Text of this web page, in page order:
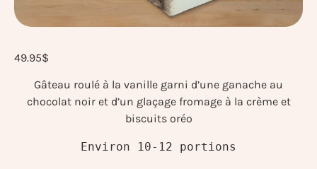
49.95$
Gâteau roulé à la vanille garni d’une ganache au
chocolat noir et d’un glaçage fromage à la crème et
biscuits oréo
Environ 10-12 portions